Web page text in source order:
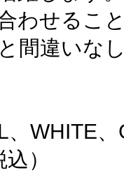
わせるこ
間違いな
WHITE、
）